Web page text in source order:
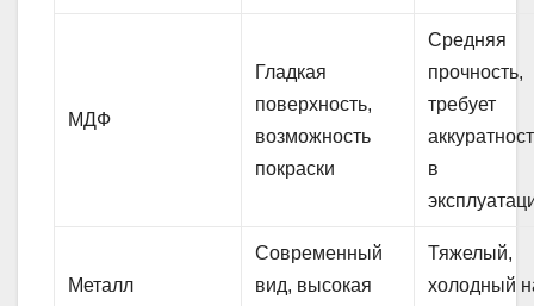
МДФ
Гладкая
поверхность,
возможность
покраски
Средняя
прочность,
требует
в
Металл
Современный
вид, высокая
Тяжелый,
холодный